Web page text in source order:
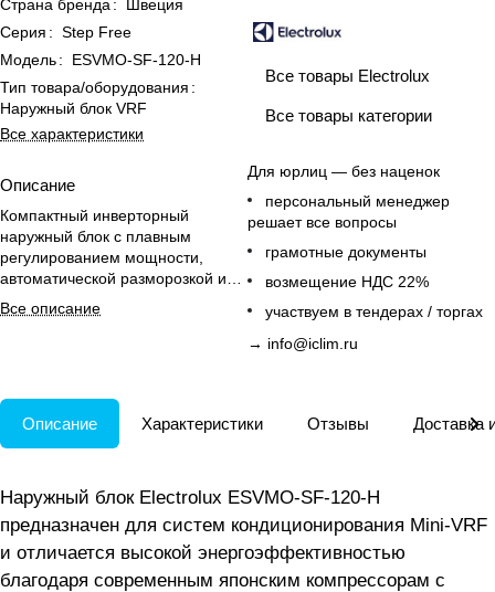
Страна бренда :
Швеция
Серия : Step Free
Модель:
ESVMO-SF-120-H
Тип товара/оборудования :
Наружный блок VRF
Все характеристики
Описание
Компактный инверторный
наружный блок с плавным
регулированием мощности,
автоматической разморозкой и
возможностью подключения до 7
внутренних блоков.
Все описание
Все товары Electrolux
Все товары категории
Для юрлиц — без наценок
персональный менеджер
решает все вопросы
грамотные документы
возмещение НДС 22%
участвуем в тендерах / торгах
→ info@iclim.ru
Описание Характеристики Отзывы Доставка
Наружный блок Electrolux ESVMO-SF-120-H
предназначен для систем кондиционирования Mini-VRF
и отличается высокой энергоэффективностью
благодаря современным японским компрессорам с